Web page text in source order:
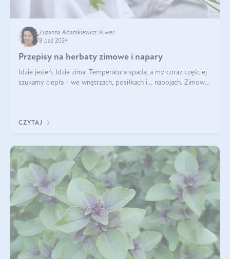
Zuzanna Adamkiewicz-Kiwer
8 paź 2024
Przepisy na herbaty zimowe i napary
Idzie jesień. Idzie zima. Temperatura spada, a my coraz częściej
szukamy ciepła - we wnętrzach, posiłkach i… napojach. Zimowe
CZYTAJ